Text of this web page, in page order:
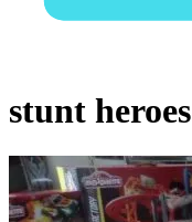
stunt heroes